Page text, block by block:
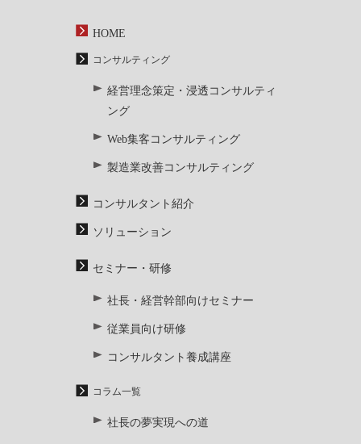
HOME
コンサルティング
経営理念策定・浸透コンサルティ
ング
Web集客コンサルティング
製造業改善コンサルティング
コンサルタント紹介
ソリューション
セミナー・研修
社長・経営幹部向けセミナー
従業員向け研修
コンサルタント養成講座
コラム一覧
社長の夢実現への道